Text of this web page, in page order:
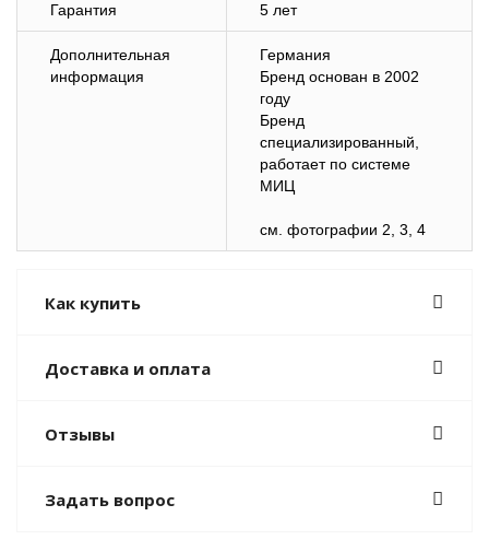
Гарантия 5 лет
Дополнительная
информация
Германия
Бренд основан в 2002
году
Бренд
специализированный,
работает по системе
МИЦ
см. фотографии 2, 3, 4
Как купить
Доставка и оплата
Отзывы
Задать вопрос